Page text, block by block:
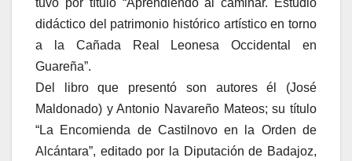
didáctico del patrimonio histórico artístico en torno
a la Cañada Real Leonesa Occidental en
Guareña”.
Del libro que presentó son autores él (José
Maldonado) y Antonio Navareño Mateos; su título
“La Encomienda de Castilnovo en la Orden de
Alcántara”, editado por la Diputación de Badajoz,